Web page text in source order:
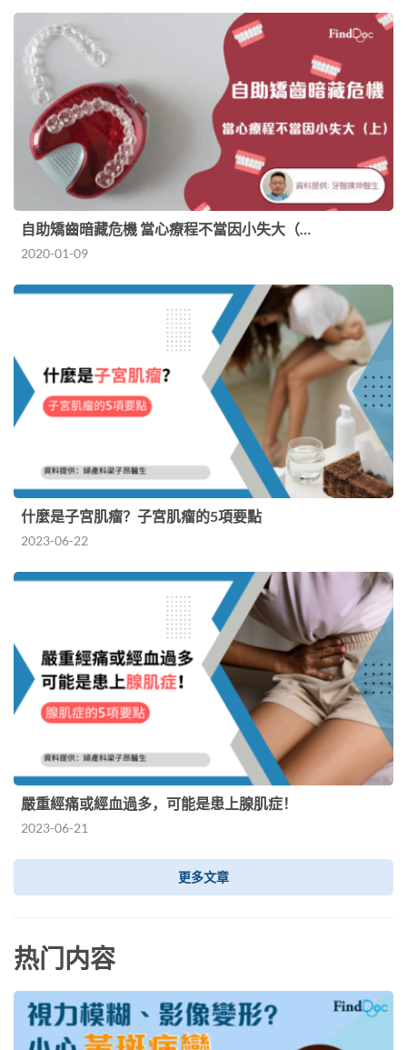
自助矯齒暗藏危機 當心療程不當因小失大（…
2020-01-09
什麼是子宮肌瘤？子宮肌瘤的5項要點
2023-06-22
嚴重經痛或經血過多，可能是患上腺肌症！
2023-06-21
更多文章
热门内容